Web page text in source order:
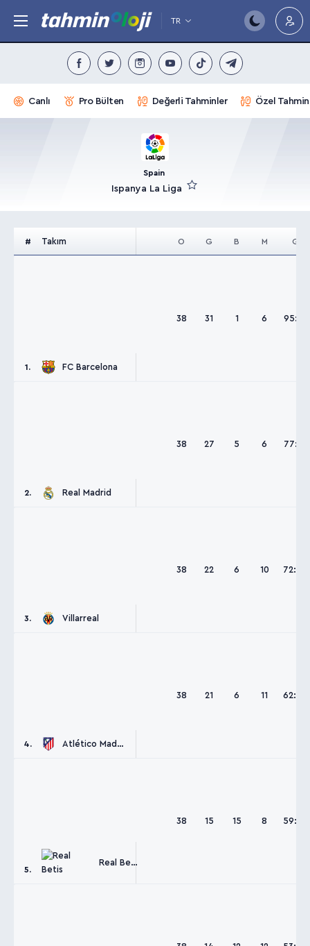
TR
Canlı Pro Bülten Değerli Tahminler Özel
Spain
Ispanya La Liga
# Takım O G B M G
1. FC Barcelona
38 31 1 6 95:36
2. Real Madrid
38 27 5 6 77:35
3. Villarreal
38 22 6 10 72:46
4. Atlético Madrid
38 21 6 11 62:44
5.
Real Betis
38 15 15 8 59:48